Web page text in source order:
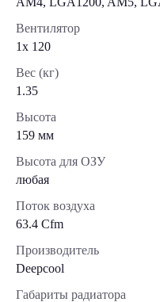
Вентилятор
1x 120
Вес (кг)
1.35
Высота
159 мм
Высота для ОЗУ
любая
Поток воздуха
63.4 Cfm
Производитель
Deepcool
Габариты радиатора